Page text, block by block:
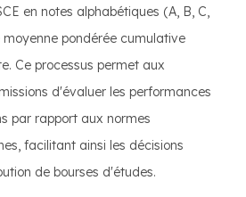
en notes alphabétiques (A, B, C,
pondérée cumulative
Ce processus permet aux
d'évaluer les performances
par rapport aux normes
facilitant ainsi les décisions
de bourses d'études.